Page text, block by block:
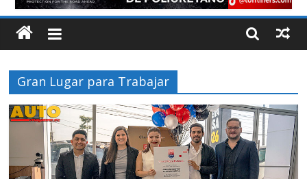
Gran Lugar para Trabajar